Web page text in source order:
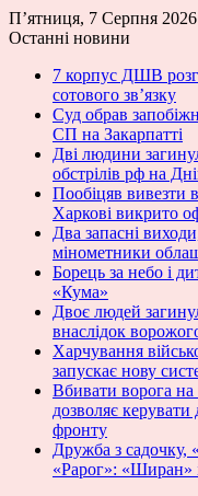
П’ятниця, 7 Серпня 2026
Останні новини
7 корпус ДШВ
сотового зв’язку
Суд обрав
СП на Закарпатті
Дві людини
обстрілів рф на
Пообіцяв вивезти
Харкові викрито
Два запасні
мінометники
Борець за небо і
«Кума»
Двоє людей
внаслідок
Харчування
запускає нову
Вбивати ворога на
дозволяє керувати
фронту
Дружба з садочку,
«Рарог»: «Ширан»